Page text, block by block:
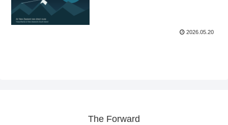
2026.05.20
The Forward